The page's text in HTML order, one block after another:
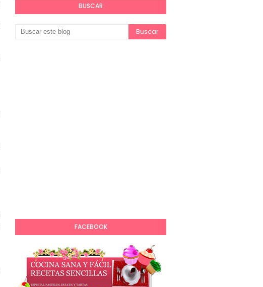
BUSCAR
FACEBOOK